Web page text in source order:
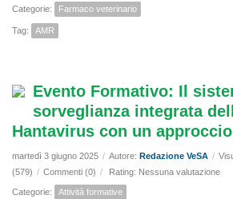
Categorie: Farmaco veterinario
Tag: AMR
Evento Formativo: Il
sorveglianza integrata
Hantavirus con un
martedì 3 giugno 2025 / Autore: Redazione VeSA /
(579) / Commenti (0) / Rating: Nessuna valutazione
Categorie: Attività formative